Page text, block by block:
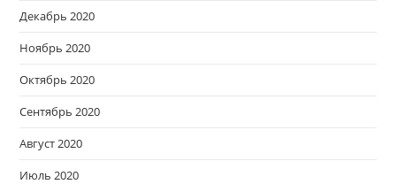
Декабрь 2020
Ноябрь 2020
Октябрь 2020
Сентябрь 2020
Август 2020
Июль 2020